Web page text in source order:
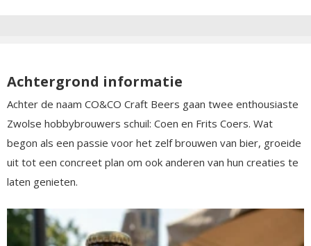
Achtergrond informatie
Achter de naam CO&CO Craft Beers gaan twee enthousiaste
Zwolse hobbybrouwers schuil: Coen en Frits Coers. Wat
begon als een passie voor het zelf brouwen van bier, groeide
uit tot een concreet plan om ook anderen van hun creaties te
laten genieten.